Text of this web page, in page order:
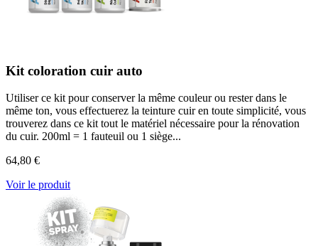
Kit coloration cuir auto
Utiliser ce kit pour conserver la même couleur ou rester dans le
même ton, vous effectuerez la teinture cuir en toute simplicité, vous
trouverez dans ce kit tout le matériel nécessaire pour la rénovation
du cuir. 200ml = 1 fauteuil ou 1 siège...
64,80 €
Voir le produit